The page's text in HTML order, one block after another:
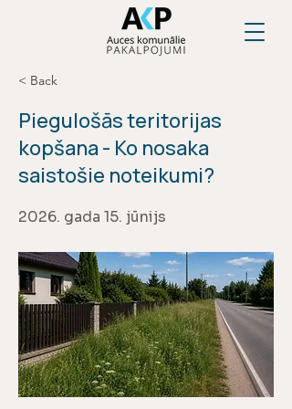
< Back
Piegulošās teritorijas
kopšana - Ko nosaka
saistošie noteikumi?
2026. gada 15. jūnijs